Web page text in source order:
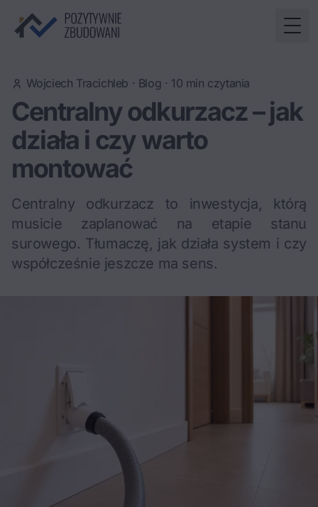
Wojciech Tracichleb · Blog · 10 min czytania
Centralny odkurzacz – jak
działa i czy warto
montować
Centralny odkurzacz to inwestycja, którą
musicie zaplanować na etapie stanu
surowego. Tłumaczę, jak działa system i czy
współcześnie jeszcze ma sens.